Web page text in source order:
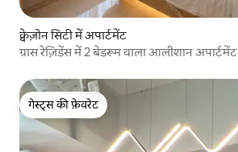
क्वेज़ोन सिटी में अपार्टमेंट
ग्रास रेज़िडेंस में 2 बेडरूम वाला आलीशान अपार्टमेंट
गेस्ट्स की फ़ेवरेट
गेस्ट्स की फ़ेवरेट